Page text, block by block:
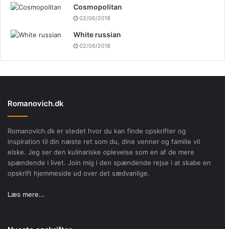
Cosmopolitan
02/06/2018
White russian
02/06/2018
Romanovich.dk
Romanovich.dk er stedet hvor du kan finde opskrifter og
inspiration til din næste ret som du, dine venner og familie vil
elske. Jeg ser den kulinariske oplevelse som en af de mere
spændende i livet. Join mig i den spændende rejse i at skabe en
opskrift hjemmeside ud over det sædvanlige.
Læs mere...